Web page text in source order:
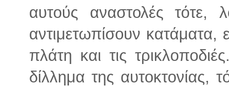
αυτούς αναστολές
αντιμετωπίσουν
πλάτη και τις
δίλλημα της αυτοκτονίας,